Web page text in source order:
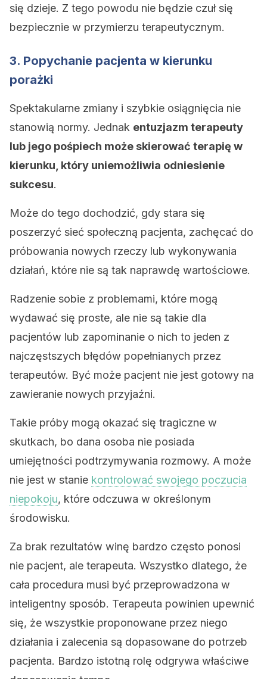
się dzieje. Z tego powodu nie będzie czuł się
bezpiecznie w przymierzu terapeutycznym.
3. Popychanie pacjenta w kierunku
porażki
Spektakularne zmiany i szybkie osiągnięcia nie
stanowią normy. Jednak entuzjazm terapeuty
lub jego pośpiech może skierować terapię w
kierunku, który uniemożliwia odniesienie
sukcesu.
Może do tego dochodzić, gdy stara się
poszerzyć sieć społeczną pacjenta, zachęcać do
próbowania nowych rzeczy lub wykonywania
działań, które nie są tak naprawdę wartościowe.
Radzenie sobie z problemami, które mogą
wydawać się proste, ale nie są takie dla
pacjentów lub zapominanie o nich to jeden z
najczęstszych błędów popełnianych przez
terapeutów. Być może pacjent nie jest gotowy na
zawieranie nowych przyjaźni.
Takie próby mogą okazać się tragiczne w
skutkach, bo dana osoba nie posiada
umiejętności podtrzymywania rozmowy. A może
nie jest w stanie kontrolować swojego poczucia
niepokoju, które odczuwa w określonym
środowisku.
Za brak rezultatów winę bardzo często ponosi
nie pacjent, ale terapeuta. Wszystko dlatego, że
cała procedura musi być przeprowadzona w
inteligentny sposób. Terapeuta powinien upewnić
się, że wszystkie proponowane przez niego
działania i zalecenia są dopasowane do potrzeb
pacjenta. Bardzo istotną rolę odgrywa właściwe